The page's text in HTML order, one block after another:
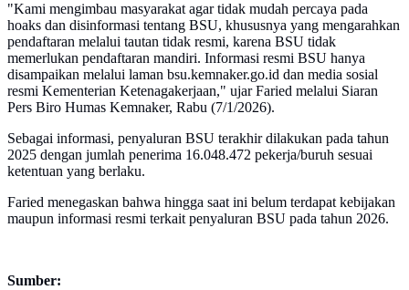
"Kami mengimbau masyarakat agar tidak mudah percaya pada
hoaks dan disinformasi tentang BSU, khususnya yang mengarahkan
pendaftaran melalui tautan tidak resmi, karena BSU tidak
memerlukan pendaftaran mandiri. Informasi resmi BSU hanya
disampaikan melalui laman bsu.kemnaker.go.id dan media sosial
resmi Kementerian Ketenagakerjaan," ujar Faried melalui Siaran
Pers Biro Humas Kemnaker, Rabu (7/1/2026).
Sebagai informasi, penyaluran BSU terakhir dilakukan pada tahun
2025 dengan jumlah penerima 16.048.472 pekerja/buruh sesuai
ketentuan yang berlaku.
Faried menegaskan bahwa hingga saat ini belum terdapat kebijakan
maupun informasi resmi terkait penyaluran BSU pada tahun 2026.
Sumber: